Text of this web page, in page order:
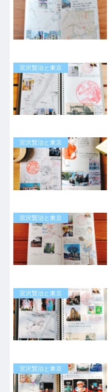
宮沢賢治と東京
宮沢賢治と東京
宮沢賢治と東京
宮沢賢治と東京
宮沢賢治と東京